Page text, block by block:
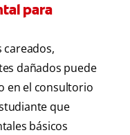
para
careados,
dañados puede
en el consultorio
que
básicos